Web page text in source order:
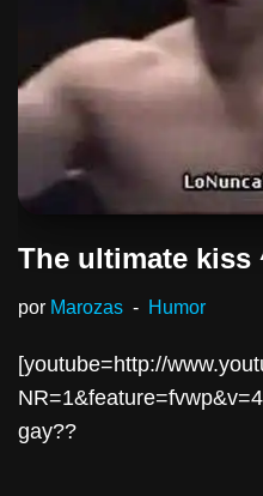
The ultimate kiss
por Marozas Humor
[youtube=http://
gay??